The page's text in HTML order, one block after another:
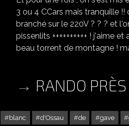
3 ou 4 CCars mais tranquille
branché sur le 220V ? ? ? et
pissenlits ++++++++++ !
beau torrent de montagne !
RANDO
blanc d'Ossau de gave